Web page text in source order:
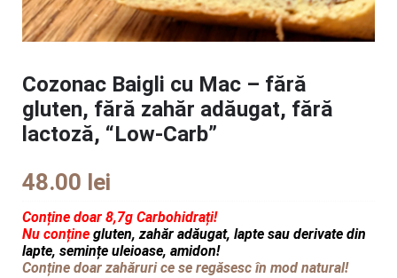
Cozonac Baigli cu Mac – fără
gluten, fără zahăr adăugat, fără
lactoză, “Low-Carb”
48.00 lei
Conține doar 8,7g Carbohidrați!
Nu conține gluten, zahăr adăugat, lapte sau derivate din
lapte, semințe uleioase, amidon!
Conține doar zahăruri ce se regăsesc în mod natural!